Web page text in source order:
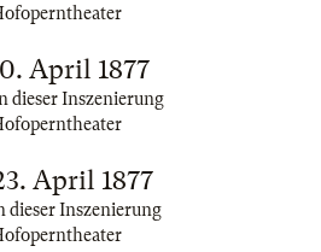
April 1877
dieser Inszenierung
April 1877
dieser Inszenierung